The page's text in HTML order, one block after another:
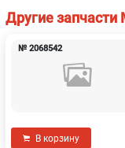
Другие запчасти
№ 2068542
В корзину